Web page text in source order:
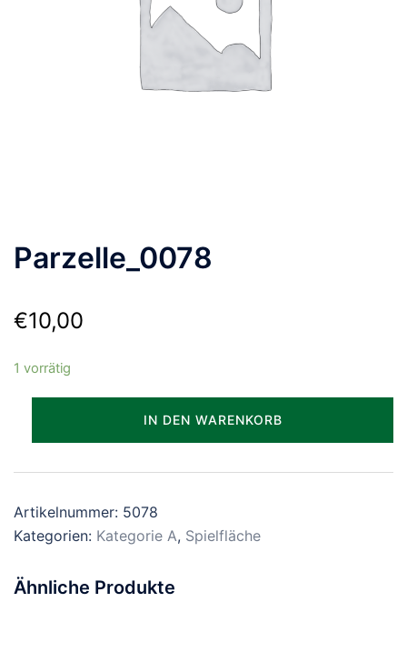
Parzelle_0078
€10,00
1 vorrätig
IN DEN WARENKORB
Artikelnummer: 5078
Kategorien: Kategorie A, Spielfläche
Ähnliche Produkte